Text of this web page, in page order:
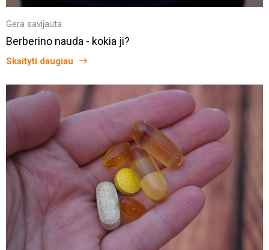
Gera savijauta
Berberino nauda - kokia ji?
Skaityti daugiau